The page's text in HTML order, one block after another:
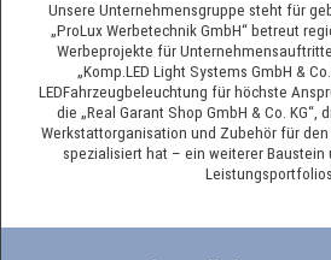
Unsere Unternehmensgruppe steht für
„ProLux Werbetechnik GmbH“ betreut
Werbeprojekte für
„Komp.LED Light Systems GmbH &
LEDFahrzeugbeleuchtung für höchste
die „Real Garant Shop GmbH & Co.
Werkstattorganisation und Zubehör für
spezialisiert hat – ein weiterer